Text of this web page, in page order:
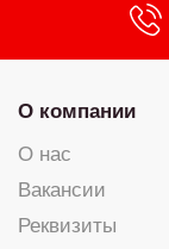
О компании
О нас
Вакансии
Реквизиты